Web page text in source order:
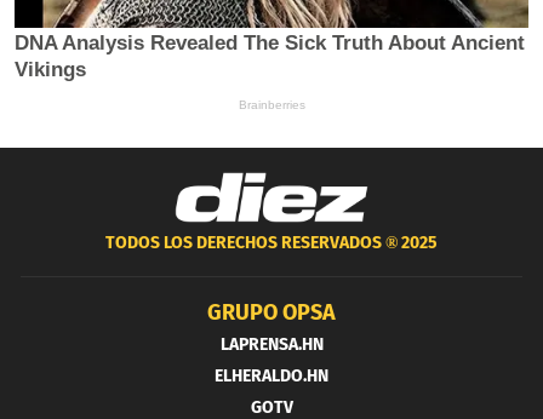
TODOS LOS DERECHOS RESERVADOS ®2025
GRUPO OPSA
LAPRENSA.HN
ELHERALDO.HN
GOTV